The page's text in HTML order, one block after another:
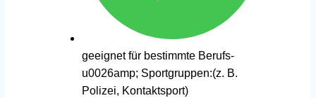
geeignet für bestimmte Berufs-
u0026amp; Sportgruppen:(z. B.
Polizei, Kontaktsport)